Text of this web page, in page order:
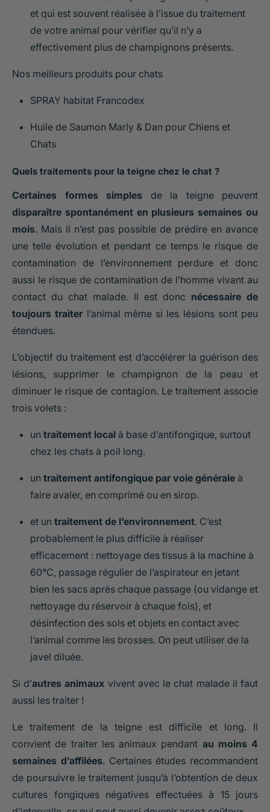
et qui est souvent réalisée à l’issue du traitement
de votre animal pour vérifier qu’il n’y a
effectivement plus de champignons présents.
Nos meilleurs produits pour chats
SPRAY habitat Francodex
Huile de Saumon Marly & Dan pour Chiens et
Chats
Quels traitements pour la teigne chez le chat ?
Certaines formes simples de la teigne peuvent
disparaître spontanément en plusieurs semaines ou
mois. Mais il n’est pas possible de prédire en avance
une telle évolution et pendant ce temps le risque de
contamination de l’environnement perdure et donc
aussi le risque de contamination de l’homme vivant au
contact du chat malade. Il est donc nécessaire de
toujours traiter l’animal même si les lésions sont peu
étendues.
L’objectif du traitement est d’accélérer la guérison des
lésions, supprimer le champignon de la peau et
diminuer le risque de contagion. Le traitement associe
trois volets :
un traitement local à base d’antifongique, surtout
chez les chats à poil long.
un traitement antifongique par voie générale à
faire avaler, en comprimé ou en sirop.
et un traitement de l’environnement. C’est
probablement le plus difficile à réaliser
efficacement : nettoyage des tissus à la machine à
60°C, passage régulier de l’aspirateur en jetant
bien les sacs après chaque passage (ou vidange et
nettoyage du réservoir à chaque fois), et
désinfection des sols et objets en contact avec
l’animal comme les brosses. On peut utiliser de la
javel diluée.
Si d’autres animaux vivent avec le chat malade il faut
aussi les traiter !
Le traitement de la teigne est difficile et long. Il
convient de traiter les animaux pendant au moins 4
semaines d’affilées. Certaines études recommandent
de poursuivre le traitement jusqu’à l’obtention de deux
cultures fongiques négatives effectuées à 15 jours